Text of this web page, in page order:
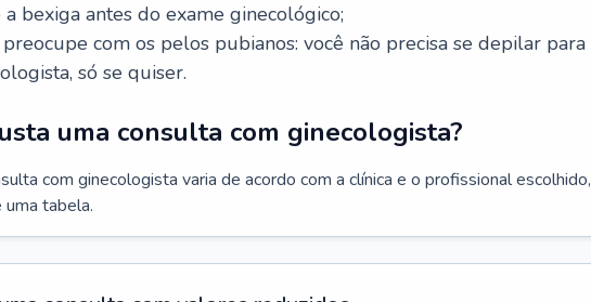
a bexiga antes do exame ginecológico;
com os pelos pubianos: você não precisa se depilar para
só se quiser.
uma consulta com ginecologista?
com ginecologista varia de acordo com a clínica e o profissional escolhido,
tabela.